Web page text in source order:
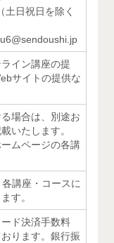
日祝日を除く
イン講座の提
サイトの提供な
場合は、別途お
いたします。
ームページの各講
講座・コースに
す。
ド決済手数料
ります。銀行振